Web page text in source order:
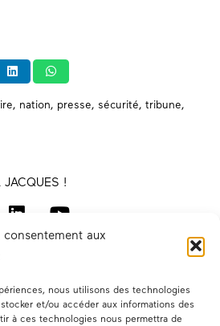
consentement aux
nous utilisons des technologies
et/ou accéder aux informations des
à ces technologies nous permettra de
, nation, presse, sécurité, tribune,
JACQUES !